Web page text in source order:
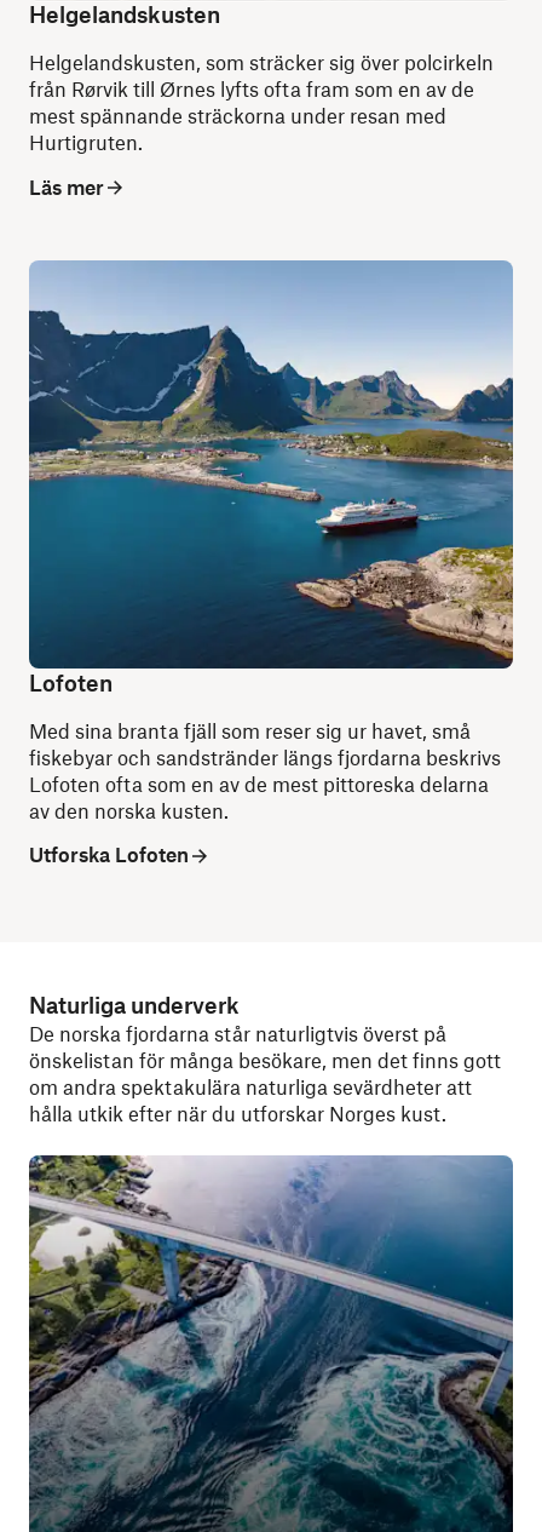
Helgelandskusten
Helgelandskusten, som sträcker sig över polcirkeln
från Rørvik till Ørnes lyfts ofta fram som en av de
mest spännande sträckorna under resan med
Hurtigruten.
Läs mer
Lofoten
Med sina branta fjäll som reser sig ur havet, små
fiskebyar och sandstränder längs fjordarna beskrivs
Lofoten ofta som en av de mest pittoreska delarna
av den norska kusten.
Utforska Lofoten
Naturliga underverk
De norska fjordarna står naturligtvis överst på
önskelistan för många besökare, men det finns gott
om andra spektakulära naturliga sevärdheter att
hålla utkik efter när du utforskar Norges kust.